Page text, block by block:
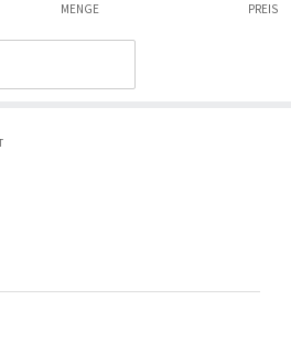
MENGE PREIS